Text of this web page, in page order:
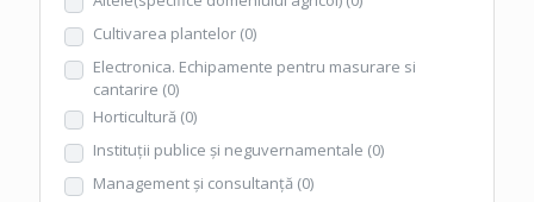
Cultivarea plantelor (0)
Electronica. Echipamente pentru masurare si
cantarire (0)
Horticultură (0)
Instituţii publice şi neguvernamentale (0)
Management şi consultanţă (0)